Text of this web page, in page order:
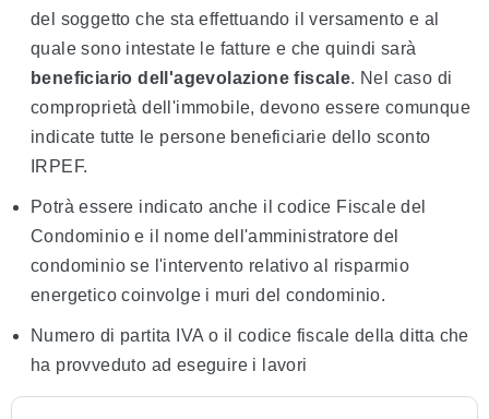
del soggetto che sta effettuando il versamento e al
quale sono intestate le fatture e che quindi sarà
beneficiario dell'agevolazione fiscale. Nel caso di
comproprietà dell'immobile, devono essere comunque
indicate tutte le persone beneficiarie dello sconto
IRPEF.
Potrà essere indicato anche il codice Fiscale del
Condominio e il nome dell'amministratore del
condominio se l'intervento relativo al risparmio
energetico coinvolge i muri del condominio.
Numero di partita IVA o il codice fiscale della ditta che
ha provveduto ad eseguire i lavori